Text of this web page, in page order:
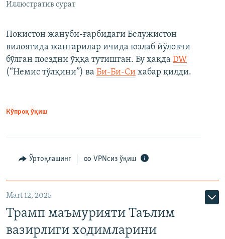
Иллюстратив сурат
Покистон жануби-ғарбидаги Белужистон
вилоятида жангарилар ичида юзлаб йўловчи
бўлган поездни ўққа тутишган. Бу ҳақда DW
(“Немис тўлқини”) ва Би-Би-Си хабар қилди.
Кўпроқ ўқиш
Ўртоқлашинг VPNсиз ўқиш
Mart 12, 2025
Трамп маъмурияти Таълим
вазирлиги ходимларини